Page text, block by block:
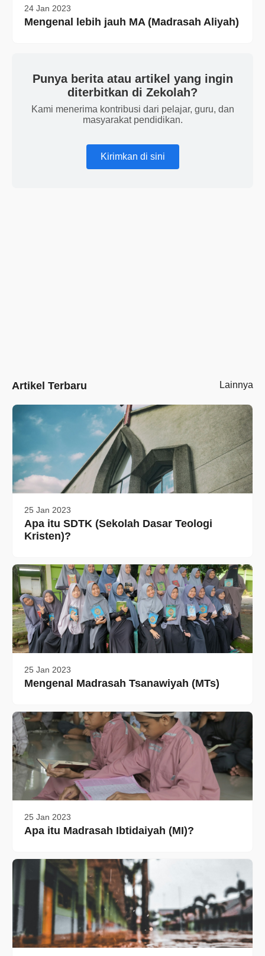
24 Jan 2023
Mengenal lebih jauh MA (Madrasah Aliyah)
Punya berita atau artikel yang ingin
diterbitkan di Zekolah?
Kami menerima kontribusi dari pelajar, guru, dan
masyarakat pendidikan.
Kirimkan di sini
Artikel Terbaru Lainnya
25 Jan 2023
Apa itu SDTK (Sekolah Dasar Teologi
Kristen)?
25 Jan 2023
Mengenal Madrasah Tsanawiyah (MTs)
25 Jan 2023
Apa itu Madrasah Ibtidaiyah (MI)?